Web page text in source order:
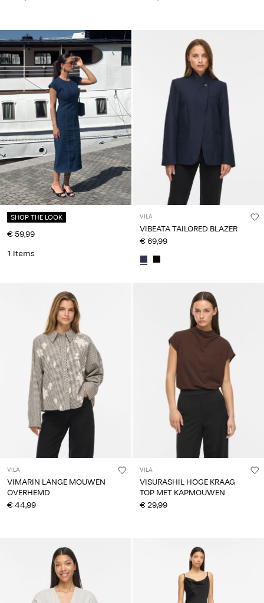
SHOP THE LOOK
€ 59,99
1 Items
VILA
VIBEATA TAILORED BLAZER
€ 69,99
VILA
VIMARIN LANGE MOUWEN
OVERHEMD
€ 44,99
VILA
VISURASHIL HOGE KRAAG
TOP MET KAPMOUWEN
€ 29,99